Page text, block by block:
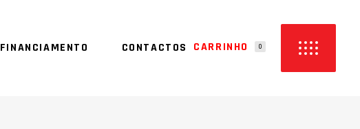
FINANCIAMENTO CONTACTOS CARRINHO 0